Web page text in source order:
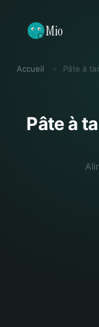
Mio
Accueil → Pâte à
Pâte à